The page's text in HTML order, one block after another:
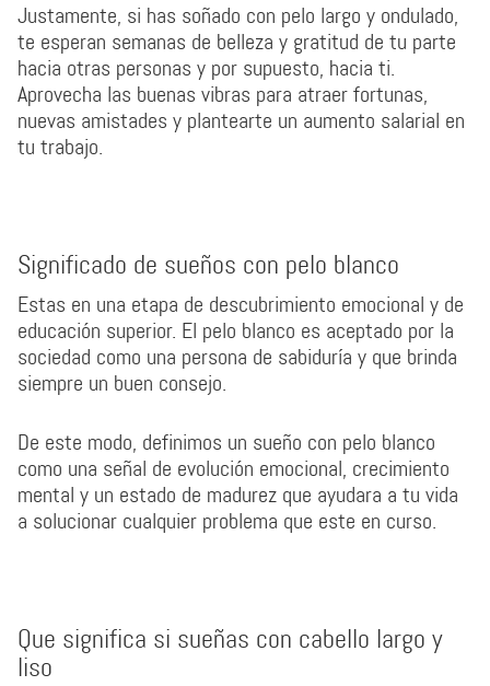
Justamente, si has soñado con pelo largo y ondulado,
te esperan semanas de belleza y gratitud de tu parte
hacia otras personas y por supuesto, hacia ti.
Aprovecha las buenas vibras para atraer fortunas,
nuevas amistades y plantearte un aumento salarial en
tu trabajo.
Significado de sueños con pelo blanco
Estas en una etapa de descubrimiento emocional y de
educación superior. El pelo blanco es aceptado por la
sociedad como una persona de sabiduría y que brinda
siempre un buen consejo.
De este modo, definimos un sueño con pelo blanco
como una señal de evolución emocional, crecimiento
mental y un estado de madurez que ayudara a tu vida
a solucionar cualquier problema que este en curso.
Que significa si sueñas con cabello largo y
liso